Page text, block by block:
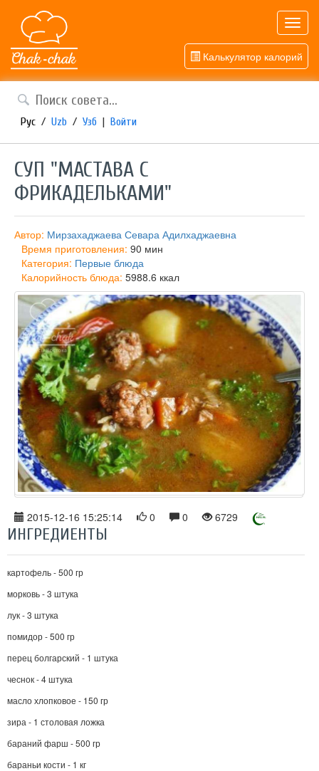
Калькулятор калорий
Рус / Uzb / Узб | Войти
СУП "МАСТАВА С
ФРИКАДЕЛЬКАМИ"
Автор: Мирзахаджаева Севара Адилхаджаевна
Время приготовления: 90 мин
Категория: Первые блюда
Калорийность блюда: 5988.6 ккал
2015-12-16 15:25:14 0 0 6729
ИНГРЕДИЕНТЫ
картофель - 500 гр
морковь - 3 штука
лук - 3 штука
помидор - 500 гр
перец болгарский - 1 штука
чеснок - 4 штука
масло хлопковое - 150 гр
зира - 1 столовая ложка
бараний фарш - 500 гр
бараньи кости - 1 кг